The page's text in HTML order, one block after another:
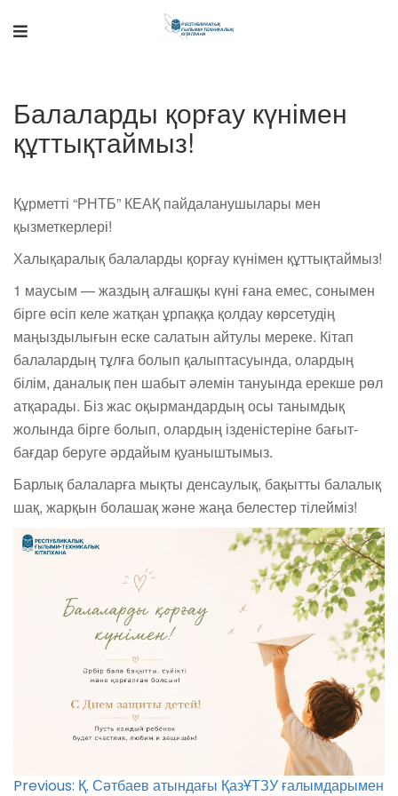
Балаларды қорғау күнімен
құттықтаймыз!
Құрметті “РНТБ” КЕАҚ пайдаланушылары мен
қызметкерлері!
Халықаралық балаларды қорғау күнімен құттықтаймыз!
1 маусым — жаздың алғашқы күні ғана емес, сонымен
бірге өсіп келе жатқан ұрпаққа қолдау көрсетудің
маңыздылығын еске салатын айтулы мереке. Кітап
балалардың тұлға болып қалыптасуында, олардың
білім, даналық пен шабыт әлемін тануында ерекше рөл
атқарады. Біз жас оқырмандардың осы танымдық
жолында бірге болып, олардың ізденістеріне бағыт-
бағдар беруге әрдайым қуаныштымыз.
Барлық балаларға мықты денсаулық, бақытты балалық
шақ, жарқын болашақ және жаңа белестер тілейміз!
Post
Previous: Қ. Сәтбаев атындағы ҚазҰТЗУ ғалымдарымен